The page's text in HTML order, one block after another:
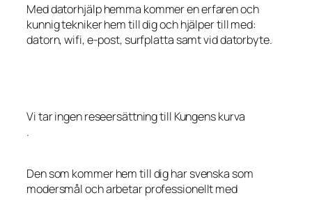
Med datorhjälp hemma kommer en erfaren och
kunnig tekniker hem till dig och hjälper till med:
datorn, wifi, e-post, surfplatta samt vid datorbyte.
Vi tar ingen reseersättning till Kungens kurva
.
Den som kommer hem till dig har svenska som
modersmål och arbetar professionellt med